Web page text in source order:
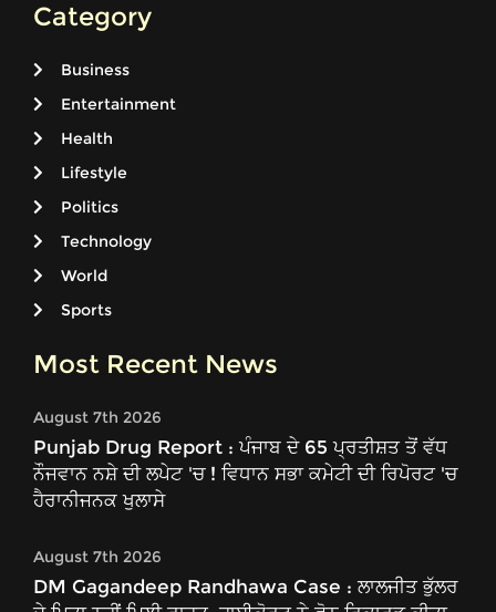
Category
Business
Entertainment
Health
Lifestyle
Politics
Technology
World
Sports
Most Recent News
August 7th 2026
Punjab Drug Report : ਪੰਜਾਬ ਦੇ 65 ਪ੍ਰਤੀਸ਼ਤ ਤੋਂ ਵੱਧ
ਨੌਜਵਾਨ ਨਸ਼ੇ ਦੀ ਲਪੇਟ 'ਚ ! ਵਿਧਾਨ ਸਭਾ ਕਮੇਟੀ ਦੀ ਰਿਪੋਰਟ 'ਚ
ਹੈਰਾਨੀਜਨਕ ਖੁਲਾਸੇ
August 7th 2026
DM Gagandeep Randhawa Case : ਲਾਲਜੀਤ ਭੁੱਲਰ